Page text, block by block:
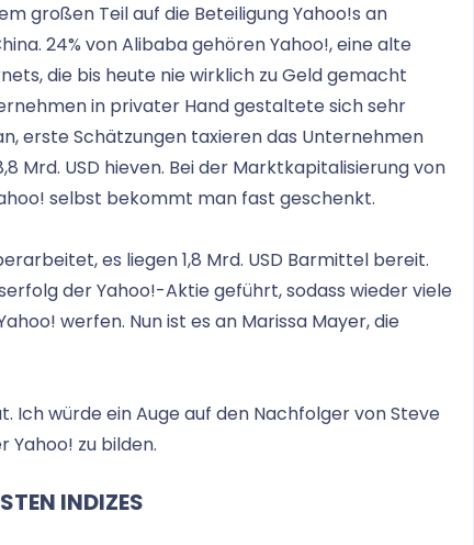
großen Teil auf die Beteiligung Yahoo!s an
24% von Alibaba gehören Yahoo!, eine alte
die bis heute nie wirklich zu Geld gemacht
in privater Hand gestaltete sich sehr
erste Schätzungen taxieren das Unternehmen
Mrd. USD hieven. Bei der Marktkapitalisierung von
selbst bekommt man fast geschenkt.
es liegen 1,8 Mrd. USD Barmittel bereit.
der Yahoo!-Aktie geführt, sodass wieder viele
werfen. Nun ist es an Marissa Mayer, die
Ich würde ein Auge auf den Nachfolger von Steve
Yahoo! zu bilden.
INDIZES